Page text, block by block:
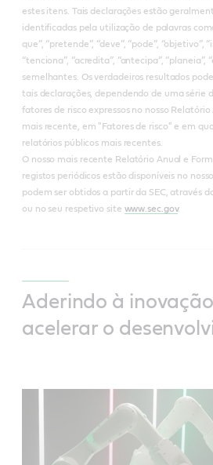
estes itens. Tais declarações estão
identificadas pela utilização de palavras como
que”, “pretende”, “deve”, “pode”, “objetivo”,
“tenciona”, “acredita”, “antecipa”, “planeia”,
semelhantes. Os verdadeiros resultados
tais declarações, dependendo de uma série
fatores de risco expressos no nosso
mais recente, em "Fatores de risco" e em
relatórios públicos mais recentes.
O nosso mais recente Relatório Anual e
registos periódicos estão disponíveis no
podem ser obtidos a partir da SEC, através
ou no seu respetivo site www.sec.gov.
Aderindo à
acelerar o